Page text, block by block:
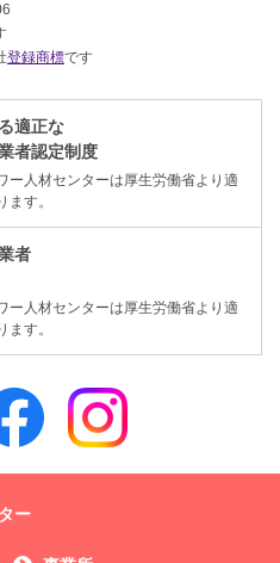
登録商標です
適正な
者認定制度
ー人材センターは厚生労働省より適
ます。
者
ー人材センターは厚生労働省より適
ます。
ー